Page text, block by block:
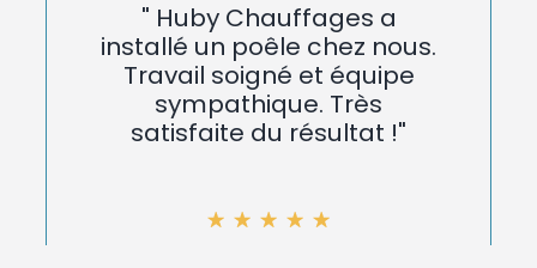
"Nous avons fait installer
un poêle à bois par Huby
Chauffages. Installation
rapide et efficace.
Excellent service !"